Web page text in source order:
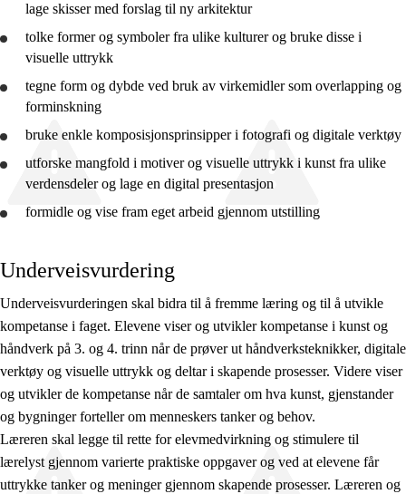
lage skisser med forslag til ny arkitektur
tolke former og symboler fra ulike kulturer og bruke disse i
visuelle uttrykk
tegne form og dybde ved bruk av virkemidler som overlapping og
forminskning
bruke enkle komposisjonsprinsipper i fotografi og digitale verktøy
utforske mangfold i motiver og visuelle uttrykk i kunst fra ulike
verdensdeler og lage en digital presentasjon
formidle og vise fram eget arbeid gjennom utstilling
Underveisvurdering
Underveisvurderingen skal bidra til å fremme læring og til å utvikle
kompetanse i faget. Elevene viser og utvikler kompetanse i kunst og
håndverk på 3. og 4. trinn når de prøver ut håndverksteknikker, digitale
verktøy og visuelle uttrykk og deltar i skapende prosesser. Videre viser
og utvikler de kompetanse når de samtaler om hva kunst, gjenstander
og bygninger forteller om menneskers tanker og behov.
Læreren skal legge til rette for elevmedvirkning og stimulere til
lærelyst gjennom varierte praktiske oppgaver og ved at elevene får
uttrykke tanker og meninger gjennom skapende prosesser. Læreren og